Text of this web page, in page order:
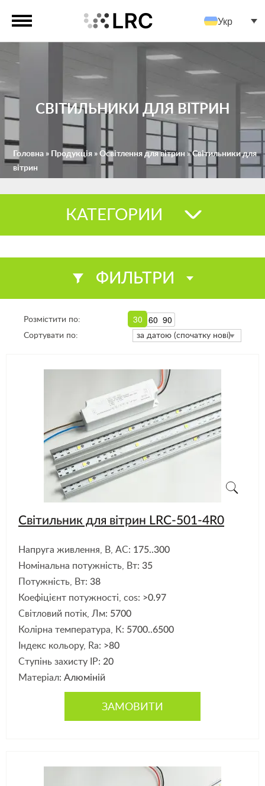
Укр
СВІТИЛЬНИКИ ДЛЯ ВІТРИН
Головна » Продукція » Освітлення для вітрин »Світильники для
вітрин
КАТЕГОРИИ
ФИЛЬТРИ
Розмістити по: 30 60 90
Сортувати по:
Світильник для вітрин LRC-501-4R0
Напруга живлення, В, АС: 175..300
Номінальна потужність, Вт: 35
Потужність, Вт: 38
Коефіцієнт потужності, cos: >0.97
Світловий потік, Лм: 5700
Колірна температура, К: 5700..6500
Індекс кольору, Ra: >80
Ступінь захисту IP: 20
Матеріал: Алюміній
ЗАМОВИТИ